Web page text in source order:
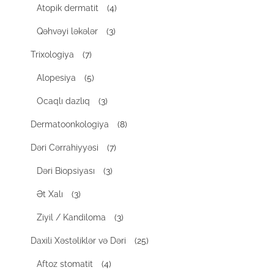
Atopik dermatit (4)
Qəhvəyi ləkələr (3)
Trixologiya (7)
Alopesiya (5)
Ocaqlı dazlıq (3)
Dermatoonkologiya (8)
Dəri Cərrahiyyəsi (7)
Dəri Biopsiyası (3)
Ət Xalı (3)
Ziyil / Kandiloma (3)
Daxili Xəstəliklər və Dəri (25)
Aftoz stomatit (4)